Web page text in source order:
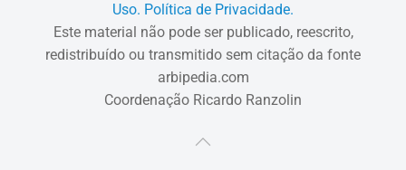
Uso. Política de Privacidade.
Este material não pode ser publicado, reescrito,
redistribuído ou transmitido sem citação da fonte
arbipedia.com
Coordenação Ricardo Ranzolin